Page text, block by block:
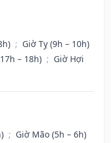
; Giờ Tỵ (9h – 10h)
– 18h) ; Giờ Hợi
; Giờ Mão (5h – 6h)